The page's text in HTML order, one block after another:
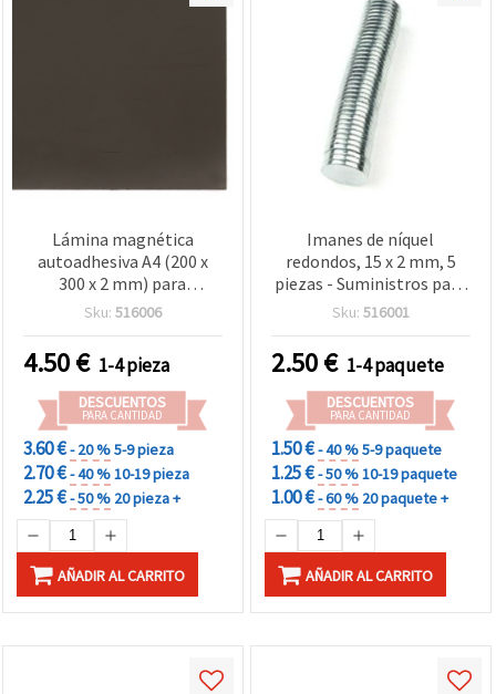
Lámina magnética
autoadhesiva A4 (200 x
300 x 2 mm) para
manualidades y
Sku: 516006
4.50€ 1-4 pieza
DESCUENTOS
PARA CANTIDAD
3.60 €- 20 %5-9 pieza
2.70 €- 40 %10-19 pieza
2.25 €- 50 % 20 pieza +
AÑADIR AL CARRITO
Imanes de níquel
redondos, 15 x 2 mm, 5
piezas - Suministros para
manualidades, artesanía y
Sku: 516001
2.50€ 1-4 paquete
DESCUENTOS
PARA CANTIDAD
1.50 €- 40 %5-9 paquete
1.25 €- 50 %10-19 paquete
1.00 €- 60 % 20 paquete +
AÑADIR AL CARRITO